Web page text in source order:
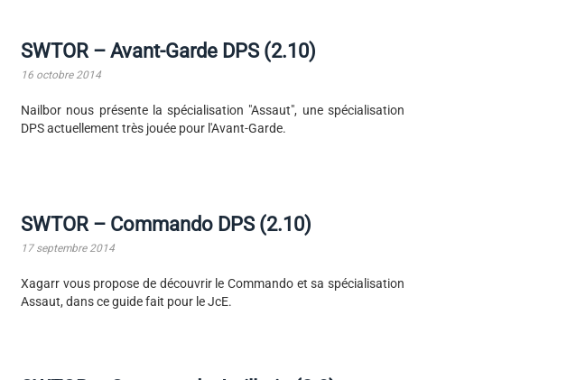
SWTOR – Avant-Garde DPS (2.10)
16 octobre 2014
Nailbor nous présente la spécialisation "Assaut", une spécialisation
DPS actuellement très jouée pour l'Avant-Garde.
SWTOR – Commando DPS (2.10)
17 septembre 2014
Xagarr vous propose de découvrir le Commando et sa spécialisation
Assaut, dans ce guide fait pour le JcE.